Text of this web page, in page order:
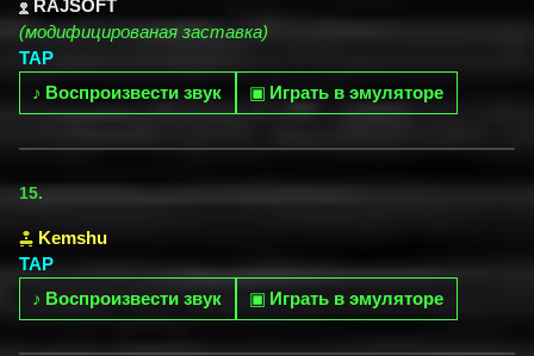
RAJSOFT
(модифицированая заставка)
TAP
♪ Воспроизвести звук ▣ Играть в эмуляторе
15.
Kemshu
TAP
♪ Воспроизвести звук ▣ Играть в эмуляторе